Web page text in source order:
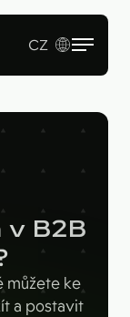
EN
CZ
B2B
můžete ke
a postavit